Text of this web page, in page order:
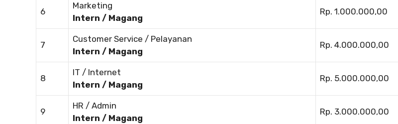
6
Marketing
Intern / Magang
Rp. 1.000.000,00
7
Customer Service / Pelayanan
Intern / Magang
Rp. 4.000.000,00
8
IT / Internet
Intern / Magang
Rp. 5.000.000,00
9
HR / Admin
Intern / Magang
Rp. 3.000.000,00